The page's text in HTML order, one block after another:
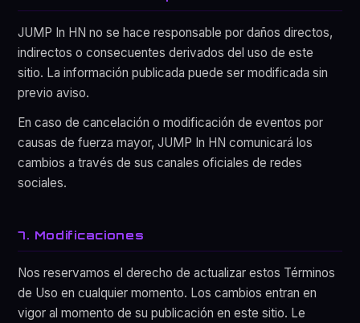
JUMP In HN no se hace responsable por daños directos,
indirectos o consecuentes derivados del uso de este
sitio. La información publicada puede ser modificada sin
previo aviso.
En caso de cancelación o modificación de eventos por
causas de fuerza mayor, JUMP In HN comunicará los
cambios a través de sus canales oficiales de redes
sociales.
7. Modificaciones
Nos reservamos el derecho de actualizar estos Términos
de Uso en cualquier momento. Los cambios entran en
vigor al momento de su publicación en este sitio. Le